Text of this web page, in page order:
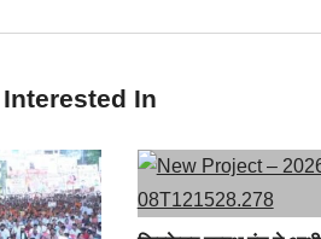
In